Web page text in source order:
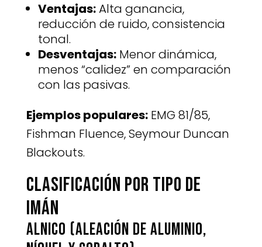
Ventajas:Alta ganancia,
reducción de ruido, consistencia
tonal.
Desventajas:Menor dinámica,
menos “calidez” en comparación
con las pasivas.
Ejemplos populares:EMG 81/85,
Fishman Fluence, Seymour Duncan
Blackouts.
Clasificación por tipo de
imán
AlNiCo (aleación de Aluminio,